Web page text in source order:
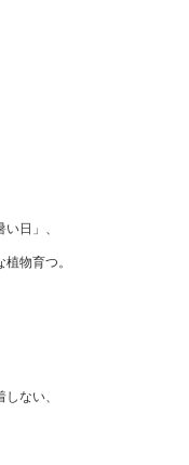
日」、
物育つ。
ない、